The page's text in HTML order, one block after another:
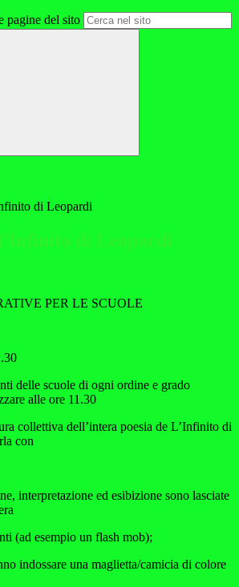
pagine del sito
di Leopardi
di Leopardi
PER LE SCUOLE
delle scuole di ogni ordine e grado
alle ore 11.30
collettiva dell’intera poesia de L’Infinito di
con
interpretazione ed esibizione sono lasciate
(ad esempio un flash mob);
indossare una maglietta/camicia di colore